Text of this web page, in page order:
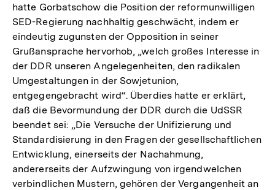
hatte Gorbatschow die Position der reformunwilligen
SED-Regierung nachhaltig geschwächt, indem er
eindeutig zugunsten der Opposition in seiner
Grußansprache hervorhob, „welch großes Interesse in
der DDR unseren Angelegenheiten, den radikalen
Umgestaltungen in der Sowjetunion,
entgegengebracht wird“. Überdies hatte er erklärt,
daß die Bevormundung der DDR durch die UdSSR
beendet sei: „Die Versuche der Unifizierung und
Standardisierung in den Fragen der gesellschaftlichen
Entwicklung, einerseits der Nachahmung,
andererseits der Aufzwingung von irgendwelchen
verbindlichen Mustern, gehören der Vergangenheit an